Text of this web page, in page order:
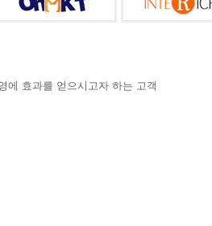
에 효과를 얻으시고자 하는 고객